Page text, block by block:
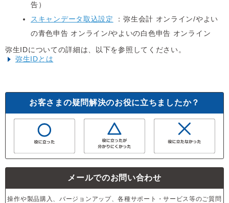
告）
スキャンデータ取込設定
：弥生会計 オンライン/やよい
の青色申告 オンライン/やよいの白色申告 オンライン
弥生IDについての詳細は、以下を参照してください。
弥生IDとは
お客さまの疑問解決のお役に立ちましたか？
メールでのお問い合わせ
操作や製品購入、バージョンアップ、各種サポート・サービス等のご質問